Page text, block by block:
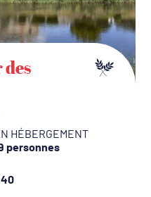
HÉBERGEMENT
personnes
40